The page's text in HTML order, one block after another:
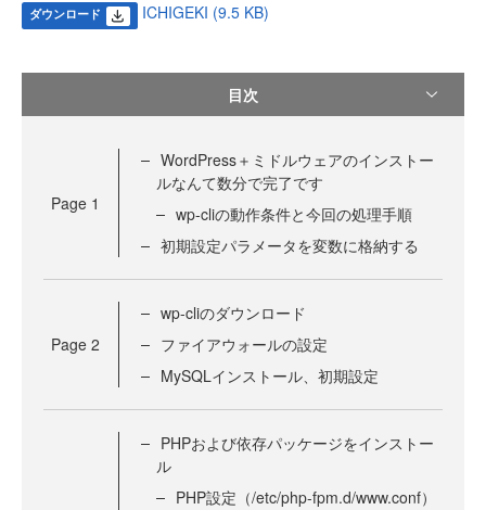
ダウンロード ICHIGEKI (9.5 KB)
目次
Page 1
WordPress＋ミドルウェアのインストー
ルなんて数分で完了です
wp-cliの動作条件と今回の処理手順
初期設定パラメータを変数に格納する
Page 2
wp-cliのダウンロード
ファイアウォールの設定
MySQLインストール、初期設定
PHPおよび依存パッケージをインストー
ル
PHP設定（/etc/php-fpm.d/www.conf）